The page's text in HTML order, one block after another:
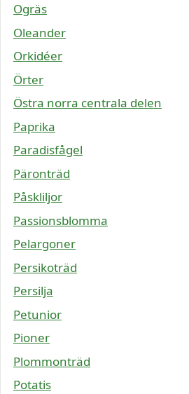
Ogräs
Oleander
Orkidéer
Örter
Östra norra centrala delen
Paprika
Paradisfågel
Päronträd
Påskliljor
Passionsblomma
Pelargoner
Persikoträd
Persilja
Petunior
Pioner
Plommonträd
Potatis